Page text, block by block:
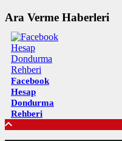
Ara Verme Haberleri
Facebook
Hesap
Dondurma
Rehberi